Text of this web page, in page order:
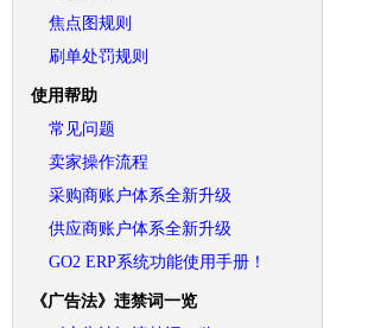
焦点图规则
刷单处罚规则
使用帮助
常见问题
卖家操作流程
采购商账户体系全新升级
供应商账户体系全新升级
GO2 ERP系统功能使用手册！
《广告法》违禁词一览